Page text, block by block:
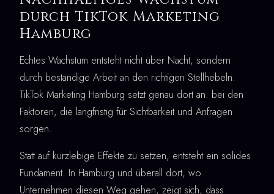
durch TikTok Marketing
Hamburg
Echtes Wachstum entsteht nicht über Nacht, sondern
durch beständige Arbeit an den richtigen Stellhebeln.
TikTok Marketing Hamburg setzt genau dort an: bei den
Faktoren, die langfristig für Sichtbarkeit und Anfragen
sorgen.
Statt auf kurzlebige Effekte zu setzen, entsteht ein solides
Fundament. In Hamburg und überall dort, wo
Unternehmen diesen Weg gehen, zeigt sich, dass